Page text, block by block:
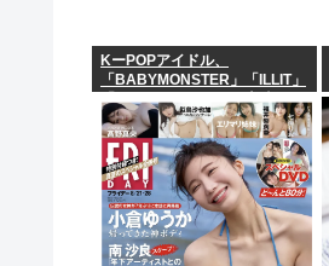
KーPOPアイドル、
「BABYMONSTER」「ILLIT」
「RESCENE」の三国志時代に
突入！